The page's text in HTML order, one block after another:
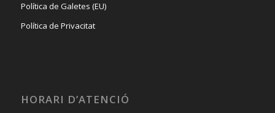
Política de Galetes (EU)
Política de Privacitat
HORARI D’ATENCIÓ